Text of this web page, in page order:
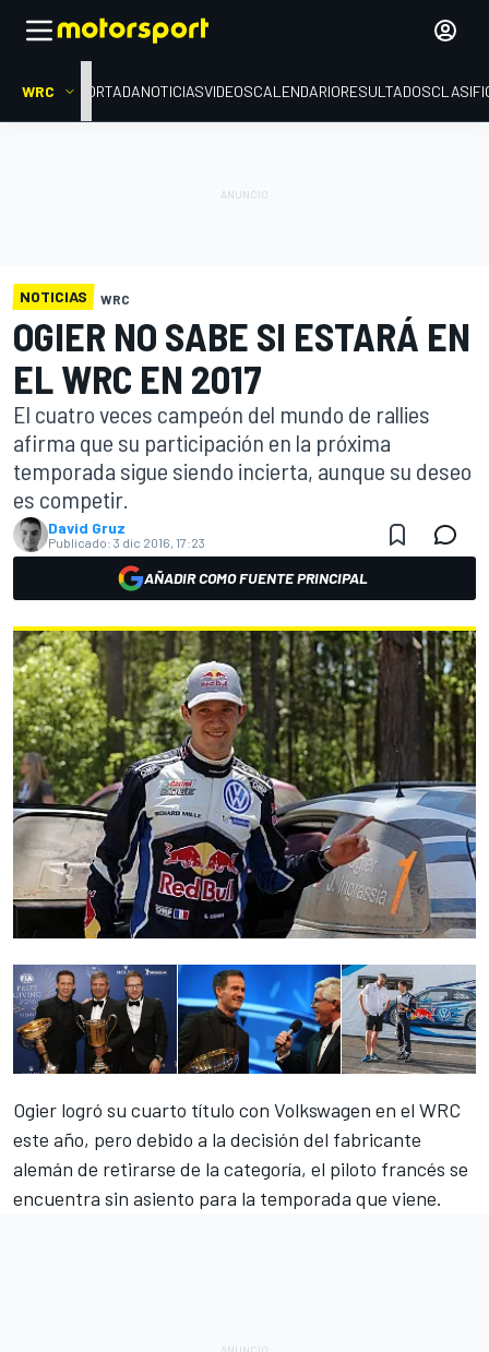
WRC PORTADANOTICIASVIDEOSCALENDARIORESULTADOS
NOTICIAS WRC
OGIER NO SABE SI ESTARÁ EN
EL WRC EN 2017
El cuatro veces campeón del mundo de rallies
afirma que su participación en la próxima
temporada sigue siendo incierta, aunque su deseo
es competir.
David Gruz
Publicado: 3 dic 2016, 17:23
AÑADIR COMO FUENTE PRINCIPAL
Ogier logró su cuarto título con Volkswagen en el WRC
este año, pero debido a la decisión del fabricante
alemán de retirarse de la categoría, el piloto francés se
encuentra sin asiento para la temporada que viene.